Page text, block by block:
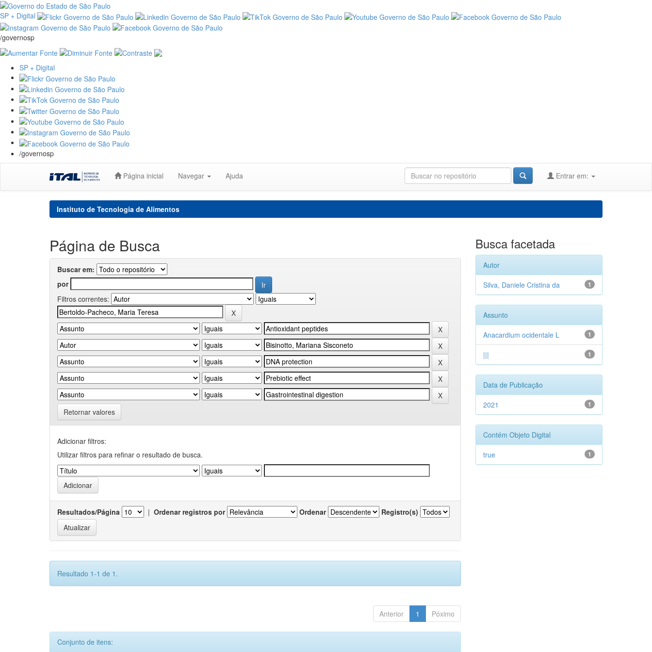
SP + Digital
/governosp
SP + Digital
/governosp
Página inicial Navegar Ajuda Entrar em:
Instituto de Tecnologia de Alimentos
Página de Busca
Buscar em:
por
Filtros correntes:
Retornar valores
Adicionar filtros:
Utilizar filtros para refinar o resultado de busca.
Resultados/Página | Ordenar registros por Ordenar Registro(s)
Resultado 1-1 de 1.
Anterior 1 Póximo
Conjunto de itens:
Busca facetada
Autor
1
Silva, Daniele Cristina da
Assunto
1
Anacardium ocidentale L
1
|||
Data de Publicação
1
2021
Contém Objeto Digital
1
true